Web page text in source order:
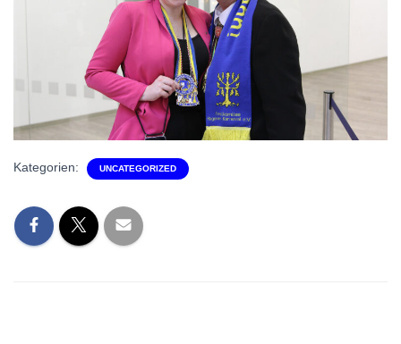
Kategorien: UNCATEGORIZED